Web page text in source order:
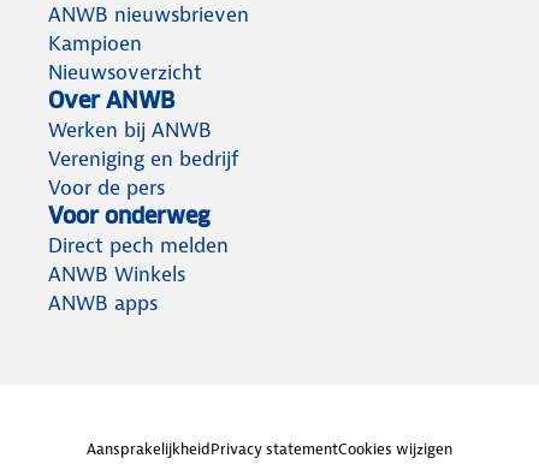
ANWB nieuwsbrieven
Kampioen
Nieuwsoverzicht
Over ANWB
Werken bij ANWB
Vereniging en bedrijf
Voor de pers
Voor onderweg
Direct pech melden
ANWB Winkels
ANWB apps
AansprakelijkheidPrivacy statementCookies wijzigen